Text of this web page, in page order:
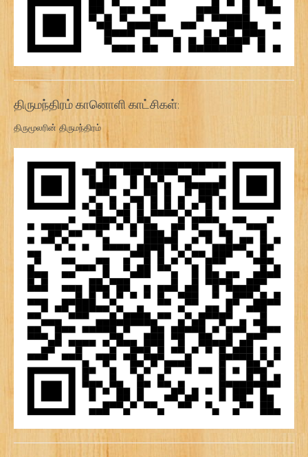
திருமந்திரம் கானொளி காட்சிகள்:
திருமூலரின் திருமந்திரம்